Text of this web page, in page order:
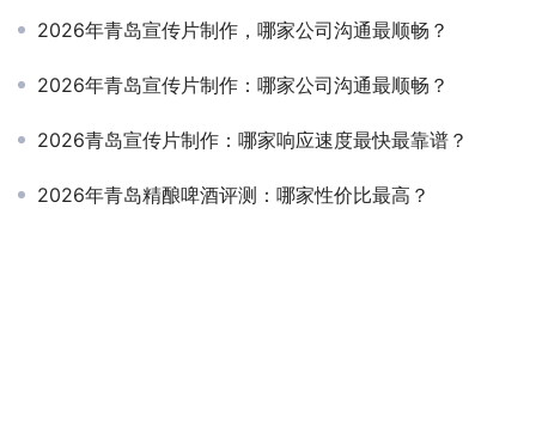
2026年青岛宣传片制作，哪家公司沟通最顺畅？
2026年青岛宣传片制作：哪家公司沟通最顺畅？
2026青岛宣传片制作：哪家响应速度最快最靠谱？
2026年青岛精酿啤酒评测：哪家性价比最高？